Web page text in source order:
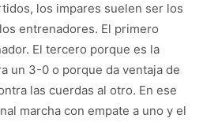
los impares suelen ser los
entrenadores. El primero
El tercero porque es la
un 3-0 o porque da ventaja de
las cuerdas al otro. En ese
marcha con empate a uno y el